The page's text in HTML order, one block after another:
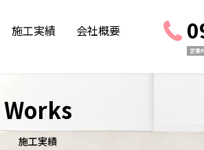
施工実績 会社概要
営業
Works
施工実績